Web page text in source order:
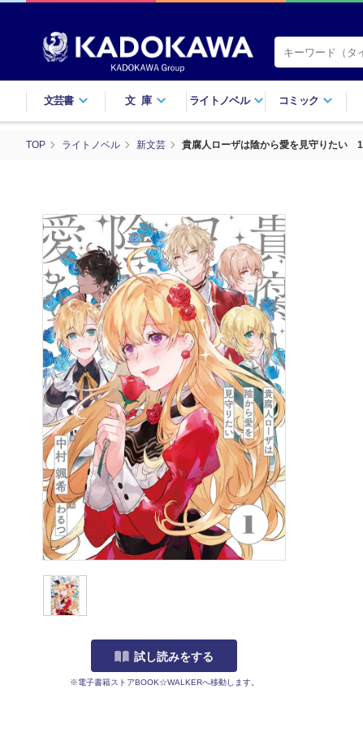
文芸書 文庫 ライトノベル コミック
TOP ライトノベル 新文芸 貴腐人ローザは陰から愛を見守りたい 1
試し読みをする
※電子書籍ストアBOOK☆WALKERへ移動します。